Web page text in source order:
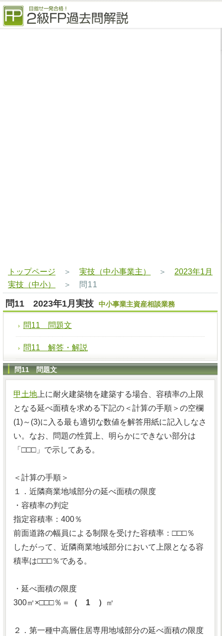
トップページ ＞ 実技（中小事業主） ＞ 2023年1月
実技（中小）
＞ 問11
問11 2023年1月実技 中小事業主資産相談業務
問11 問題文
問11 解答・解説
問11 問題文
甲土地 上に耐火建築物を建築する場合、容積率の上限
となる延べ面積を求める下記の＜計算の手順＞の空欄
(1)～(3)に入る最も適切な数値を解答用紙に記入しなさ
い。なお、問題の性質上、明らかにできない部分は
「□□□」で示してある。
＜計算の手順＞
１．近隣商業地域部分の延べ面積の限度
・容積率の判定
指定容積率：400％
前面道路の幅員による制限を受けた容積率：□□□％
したがって、近隣商業地域部分において上限となる容
積率は□□□％である。
・延べ面積の限度
300㎡×□□□％＝
（ 1 ） ㎡
２．第一種中高層住居専用地域部分の延べ面積の限度